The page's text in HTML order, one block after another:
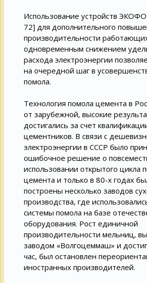
Использование устройств
72] для дополнительного
производительности
одновременным снижением
расхода электроэнергии
на очередной шаг в
помола.
Технология помола цемента в
от зарубежной, высокие
достигались за счет
цементников. В связи с
электроэнергии в СССР было
ошибочное решение о
использовании открытого цикла
цемента и только в 80-х годах
построены несколько заводов
производства, где
системы помола на базе
оборудования. Рост единичной
производительности мельниц,
заводом «Волгоцеммаш» и
час, был остановлен
иностранных производителей.